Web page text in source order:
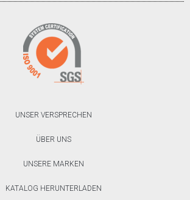
UNSER VERSPRECHEN
ÜBER UNS
UNSERE MARKEN
KATALOG HERUNTERLADEN